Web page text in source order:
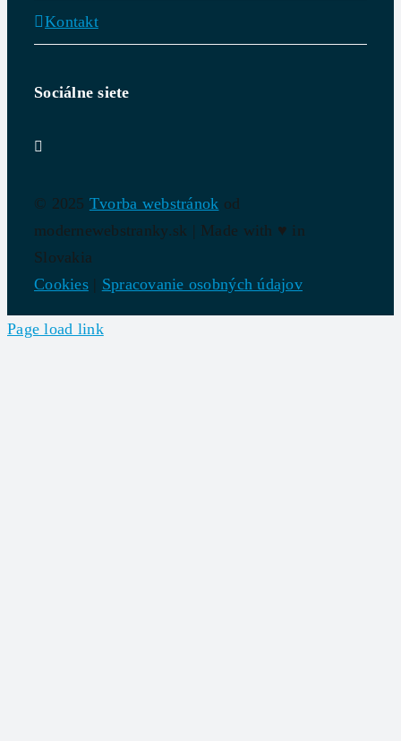
Kontakt
Sociálne siete
© 2025 Tvorba webstránok od
modernewebstranky.sk | Made with ♥ in
Slovakia
Cookies | Spracovanie osobných údajov
Page load link